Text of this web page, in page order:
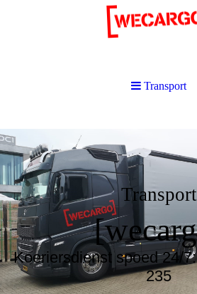
Transport
Koeriersdienst spoed 24/
235
Transport